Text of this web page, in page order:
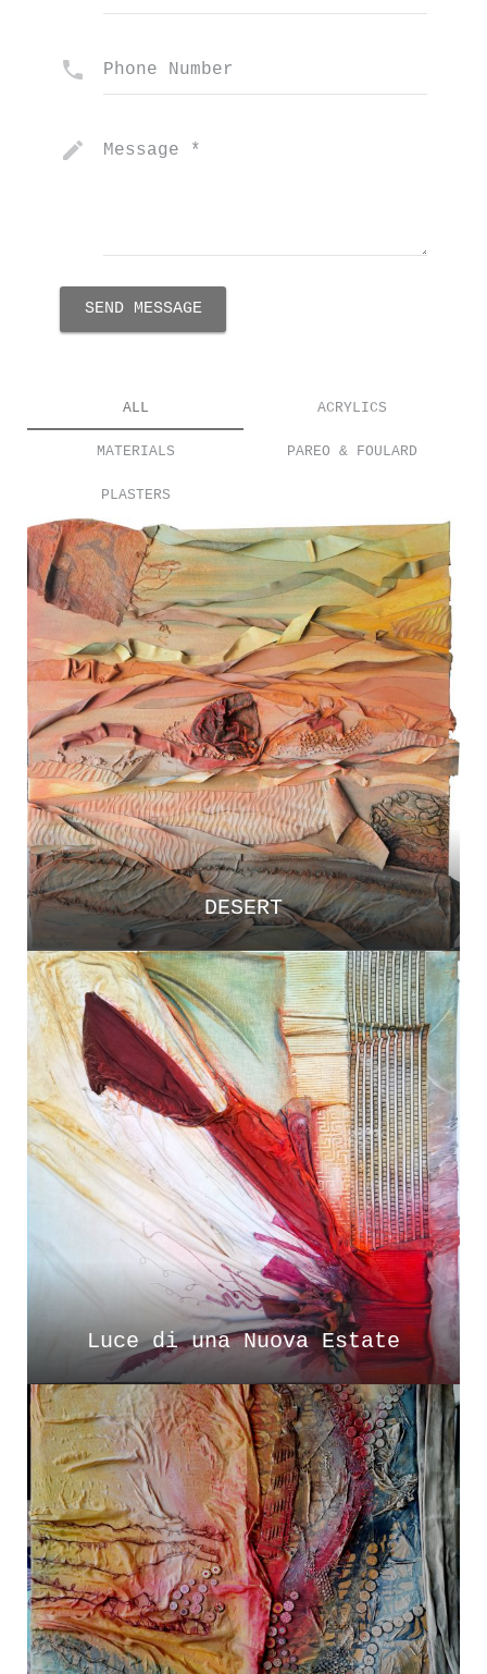
Phone Number
Message *
SEND MESSAGE
ALL ACRYLICS
MATERIALS PAREO & FOULARD
PLASTERS
DESERT
Luce di una Nuova Estate